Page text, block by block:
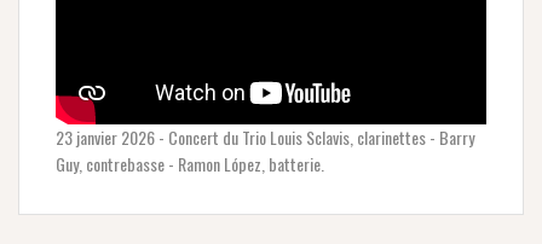
23 janvier 2026 - Concert du Trio Louis Sclavis, clarinettes - Barry
Guy, contrebasse - Ramon López, batterie.